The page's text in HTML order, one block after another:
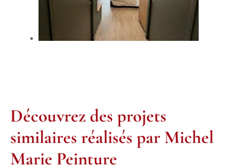
Découvrez des projets
similaires réalisés par Michel
Marie Peinture